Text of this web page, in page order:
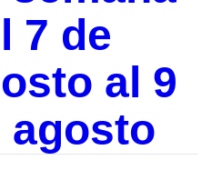
7 de
al 9
agosto